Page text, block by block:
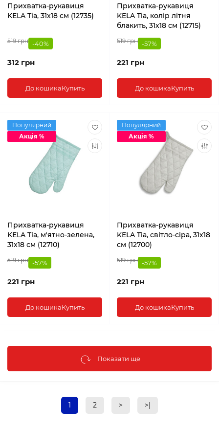
Прихватка-рукавиця
KELA Tia, 31x18 см (12735)
519 грн -40%
312 грн
До кошикаКупить
Прихватка-рукавиця
KELA Tia, колір літня
блакить, 31x18 см (12715)
519 грн -57%
221 грн
До кошикаКупить
Популярний
Акція %
Прихватка-рукавиця
KELA Tia, м'ятно-зелена,
31x18 см (12710)
519 грн -57%
221 грн
До кошикаКупить
Популярний
Акція %
Прихватка-рукавиця
KELA Tia, світло-сіра, 31x18
см (12700)
519 грн -57%
221 грн
До кошикаКупить
Показати ще
1 2 > >|